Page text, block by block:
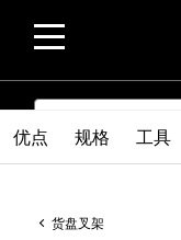
SEARCH
货盘叉架
优点 规格 工具